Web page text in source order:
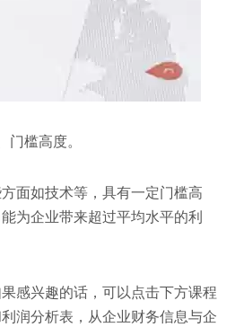
槛高度。
面如技术等，具有一定门槛高
为企业带来超过平均水平的利
感兴趣的话，可以点击下方课程
润分析表，从企业财务信息与企